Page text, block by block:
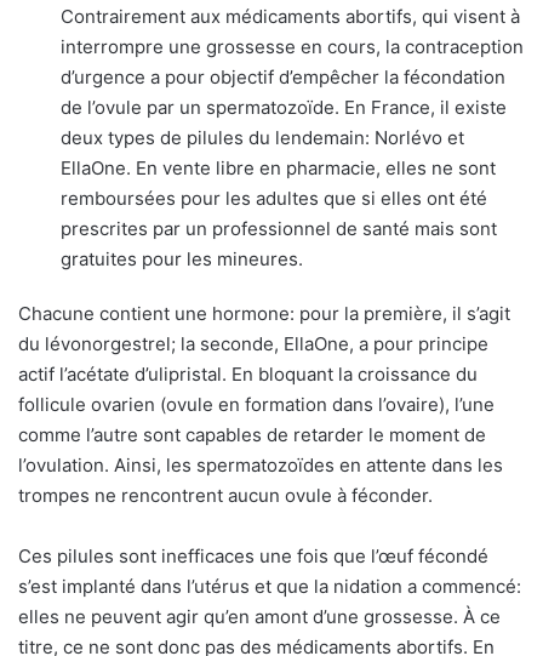
Contrairement aux médicaments abortifs, qui visent à
interrompre une grossesse en cours, la contraception
d’urgence a pour objectif d’empêcher la fécondation
de l’ovule par un spermatozoïde. En France, il existe
deux types de pilules du lendemain: Norlévo et
EllaOne. En vente libre en pharmacie, elles ne sont
remboursées pour les adultes que si elles ont été
prescrites par un professionnel de santé mais sont
gratuites pour les mineures.
Chacune contient une hormone: pour la première, il s’agit
du lévonorgestrel; la seconde, EllaOne, a pour principe
actif l’acétate d’ulipristal. En bloquant la croissance du
follicule ovarien (ovule en formation dans l’ovaire), l’une
comme l’autre sont capables de retarder le moment de
l’ovulation. Ainsi, les spermatozoïdes en attente dans les
trompes ne rencontrent aucun ovule à féconder.
Ces pilules sont inefficaces une fois que l’œuf fécondé
s’est implanté dans l’utérus et que la nidation a commencé:
elles ne peuvent agir qu’en amont d’une grossesse. À ce
titre, ce ne sont donc pas des médicaments abortifs. En